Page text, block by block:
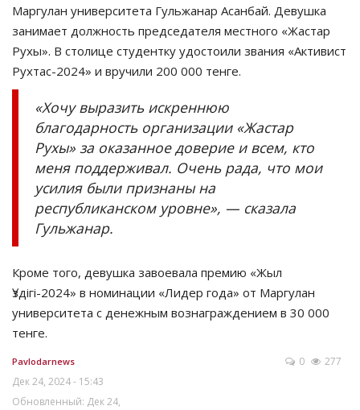
Маргулан университета Гульжанар Асанбай. Девушка
занимает должность председателя местного «Жастар
Рухы». В столице студентку удостоили звания «Активист
Рухтас-2024» и вручили 200 000 тенге.
«Хочу выразить искреннюю
благодарность организации «Жастар
Рухы» за оказанное доверие и всем, кто
меня поддерживал. Очень рада, что мои
усилия были признаны на
республиканском уровне», — сказала
Гульжанар.
Кроме того, девушка завоевала премию «Жыл
Үздігі-2024» в номинации «Лидер года» от Маргулан
университета с денежным вознаграждением в 30 000
тенге.
Pavlodarnews
Дек 24, 2024 - 15:43
Обновленный: Дек 24,
0 277